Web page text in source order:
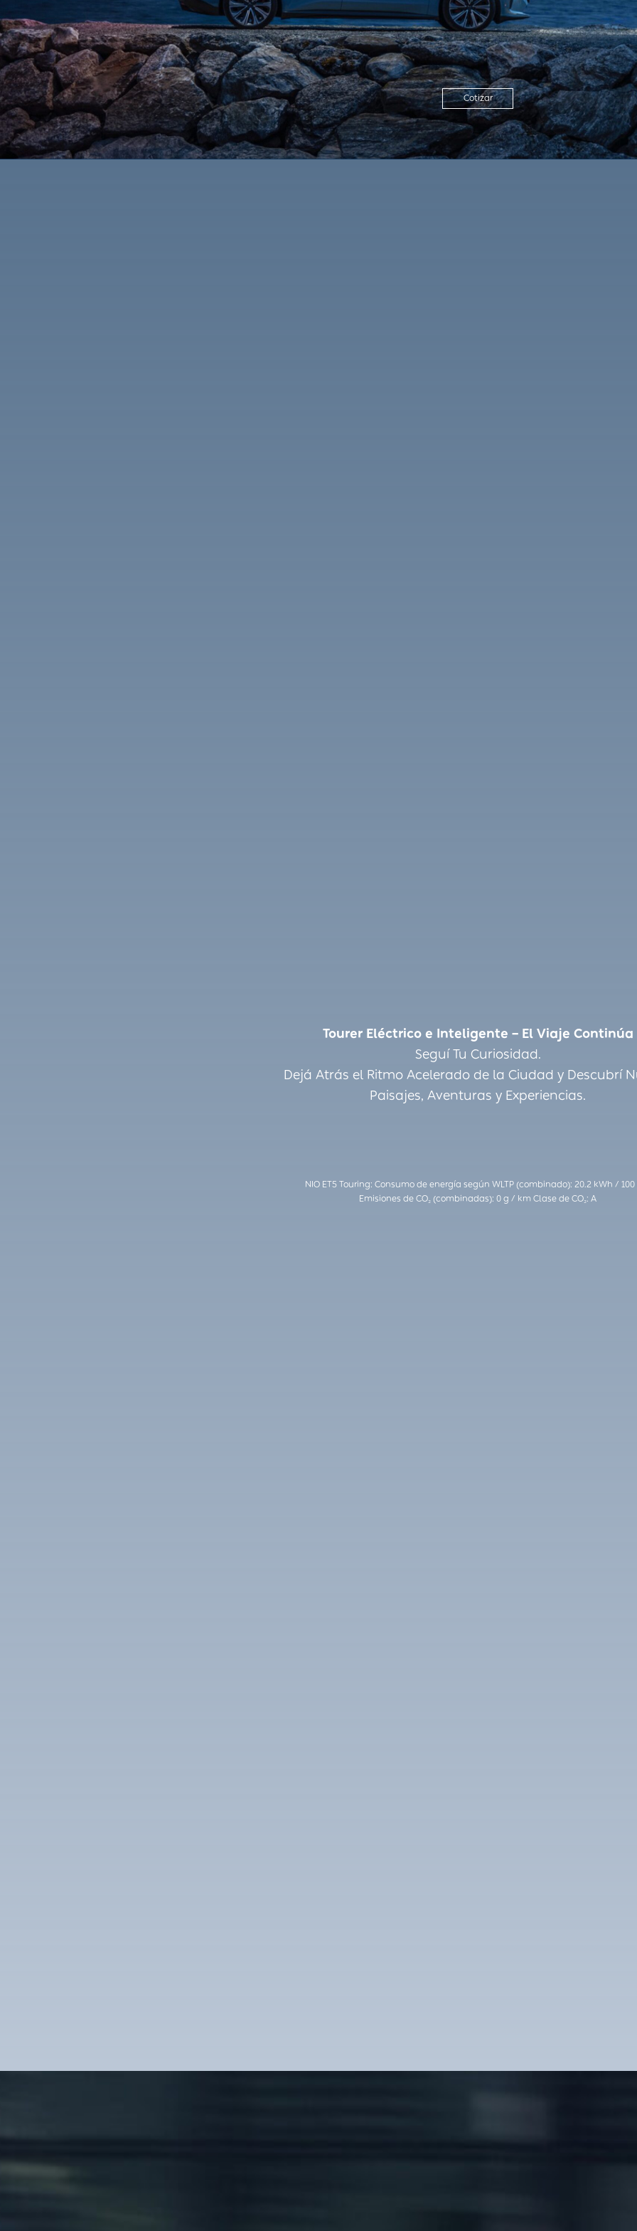
Cotizar
Tourer Eléctrico e Inteligente – El Viaje Continúa
Seguí Tu Curiosidad.
Dejá Atrás el Ritmo Acelerado de la Ciudad y Descubrí
Paisajes, Aventuras y Experiencias.
NIO ET5 Touring: Consumo de energía según WLTP (combinado): 20.2 kWh / 100
Emisiones de CO₂ (combinadas): 0 g / km Clase de CO₂: A